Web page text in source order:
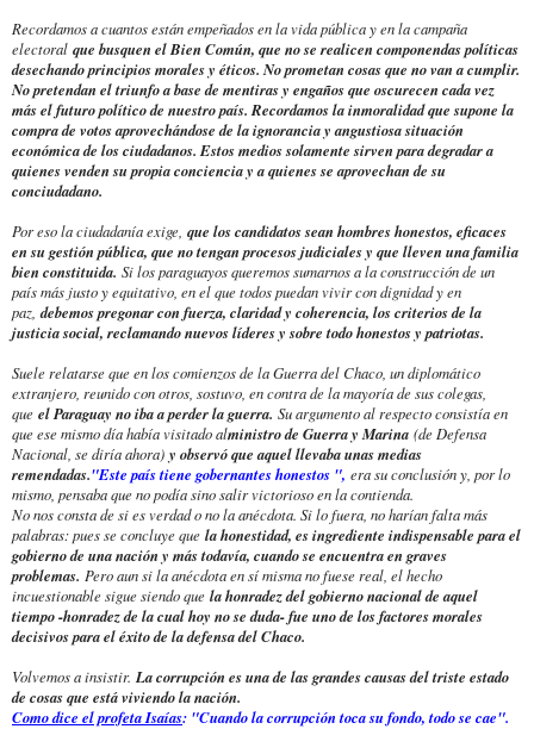
Recordamos a cuantos están empeñados en la vida pública y en la campaña
electoral que busquen el Bien Común, que no se realicen componendas políticas
desechando principios morales y éticos. No prometan cosas que no van a cumplir.
No pretendan el triunfo a base de mentiras y engaños que oscurecen cada vez
más el futuro político de nuestro país. Recordamos la inmoralidad que supone la
compra de votos aprovechándose de la ignorancia y angustiosa situación
económica de los ciudadanos. Estos medios solamente sirven para degradar a
quienes venden su propia conciencia y a quienes se aprovechan de su
conciudadano.
Por eso la ciudadanía exige, que los candidatos sean hombres honestos, eficaces
en su gestión pública, que no tengan procesos judiciales y que lleven una familia
bien constituida. Si los paraguayos queremos sumarnos a la construcción de un
país más justo y equitativo, en el que todos puedan vivir con dignidad y en
paz,debemos pregonar con fuerza, claridad y coherencia, los criterios de la
justicia social, reclamando nuevos líderes y sobre todo honestos y patriotas.
Suele relatarse que en los comienzos de la Guerra del Chaco, un diplomático
extranjero, reunido con otros, sostuvo, en contra de la mayoría de sus colegas,
que el Paraguay no iba a perder la guerra. Su argumento al respecto consistía en
que ese mismo día había visitado alministro de Guerra y Marina (de Defensa
Nacional, se diría ahora) y observó que aquel llevaba unas medias
remendadas."Este país tiene gobernantes honestos ", era su conclusión y, por lo
mismo, pensaba que no podía sino salir victorioso en la contienda.
No nos consta de si es verdad o no la anécdota. Si lo fuera, no harían falta más
palabras: pues se concluye que la honestidad, es ingrediente indispensable para el
gobierno de una nación y más todavía, cuando se encuentra en graves
problemas. Pero aun si la anécdota en sí misma no fuese real, el hecho
incuestionable sigue siendo que la honradez del gobierno nacional de aquel
tiempo -honradez de la cual hoy no se duda- fue uno de los factores morales
decisivos para el éxito de la defensa del Chaco.
Volvemos a insistir. La corrupción es una de las grandes causas del triste estado
de cosas que está viviendo la nación.
Como dice el profeta Isaías: "Cuando la corrupción toca su fondo, todo se cae".